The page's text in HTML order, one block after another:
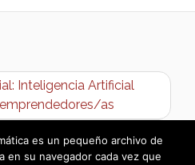
Inteligencia Artificial
as
Marzo 2026 →
es un pequeño archivo de
en su navegador cada vez que